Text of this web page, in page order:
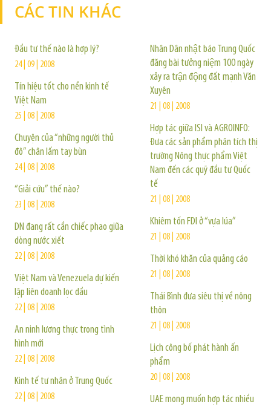
CÁC TIN KHÁC
Đầu tư thế nào là hợp lý?
24 | 09 | 2008
Tín hiệu tốt cho nền kinh tế
Việt Nam
25 | 08 | 2008
Chuyện của “những người thủ
đô” chân lấm tay bùn
24 | 08 | 2008
“Giải cứu” thế nào?
23 | 08 | 2008
DN đang rất cần chiếc phao giữa
dòng nước xiết
22 | 08 | 2008
Việt Nam và Venezuela dự kiến
lập liên doanh lọc dầu
22 | 08 | 2008
An ninh lương thực trong tình
hình mới
22 | 08 | 2008
Kinh tế tư nhân ở Trung Quốc
22 | 08 | 2008
Nhân Dân nhật báo Trung Quốc
đăng bài tưởng niệm 100 ngày
xảy ra trận động đất mạnh Văn
Xuyên
21 | 08 | 2008
Hợp tác giữa ISI và AGROINFO:
Đưa các sản phẩm phân tích thị
trường Nông thực phẩm Việt
Nam đến các quỹ đầu tư Quốc
tế
21 | 08 | 2008
Khiêm tốn FDI ở “vựa lúa”
21 | 08 | 2008
Thời khó khăn của quảng cáo
21 | 08 | 2008
Thái Bình đưa siêu thị về nông
thôn
21 | 08 | 2008
Lịch công bố phát hành ấn
phẩm
20 | 08 | 2008
UAE mong muốn hợp tác nhiều